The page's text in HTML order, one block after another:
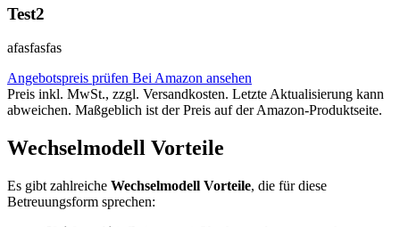
Test2
afasfasfas
Angebotspreis prüfen Bei Amazon ansehen
Preis inkl. MwSt., zzgl. Versandkosten. Letzte Aktualisierung kann
abweichen. Maßgeblich ist der Preis auf der Amazon-Produktseite.
Wechselmodell Vorteile
Es gibt zahlreiche Wechselmodell Vorteile, die für diese
Betreuungsform sprechen: